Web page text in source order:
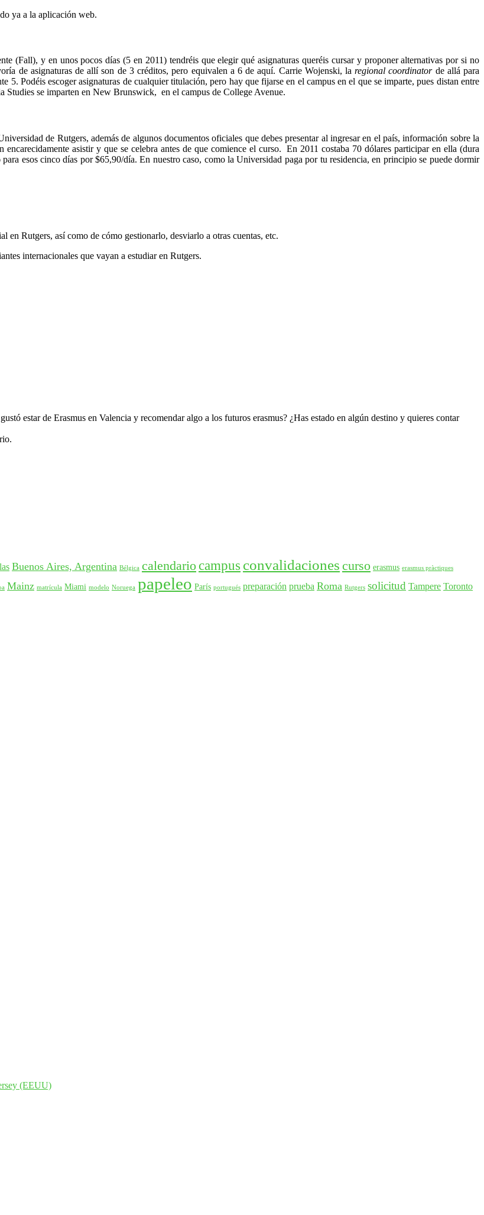
ya a la aplicación web.
(Fall), y en unos pocos días (5 en 2011) tendréis que elegir qué asignaturas queréis cursar y proponer alternativas por si no
de asignaturas de allí son de 3 créditos, pero equivalen a 6 de aquí. Carrie Wojenski, laregional coordinatorde allá para
5. Podéis escoger asignaturas de cualquier titulación, pero hay que fijarse en el campus en el que se imparte, pues distan entre
Studies se imparten en New Brunswick, en el campus de College Avenue.
de Rutgers, además de algunos documentos oficiales que debes presentar al ingresar en el país, información sobre la
asistir y que se celebra antes de que comience el curso. En 2011 costaba 70 dólares participar en ella (dura
esos cinco días por $65,90/día. En nuestro caso, como la Universidad paga por tu residencia, en principio se puede dormir
Rutgers, así como de cómo gestionarlo, desviarlo a otras cuentas, etc.
internacionales que vayan a estudiar en Rutgers.
estar de Erasmus en Valencia y recomendar algo a los futuros erasmus? ¿Has estado en algún destino y quieres contar
Buenos Aires, Argentina Bélgica calendario campus convalidaciones curso erasmus erasmus pràctiques
Mainz matrícula Miami modelo Noruega papeleo París portugués preparación prueba Roma Rutgers solicitud Tampere Toronto
(EEUU)